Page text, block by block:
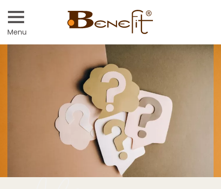
Menu